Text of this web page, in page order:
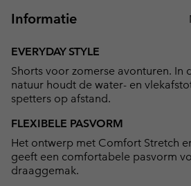
Informatie
EVERYDAY STYLE
Shorts voor zomerse avonturen. In
natuur houdt de water- en
spetters op afstand.
FLEXIBELE PASVORM
Het ontwerp met Comfort Stretch
geeft een comfortabele pasvorm
draaggemak.